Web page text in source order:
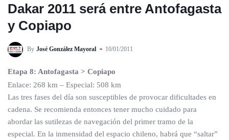
Dakar 2011 será entre Antofagasta
y Copiapo
By José González Mayoral 10/01/2011
Etapa 8: Antofagasta > Copiapo
Enlace: 268 km – Especial: 508 km
Las tres fases del día son susceptibles de provocar dificultades en
cadena. Se recomienda entonces tener mucho cuidado para
abordar las sutilezas de navegación del primer tramo de la
especial. En la inmensidad del espacio chileno, habrá que “saltar”